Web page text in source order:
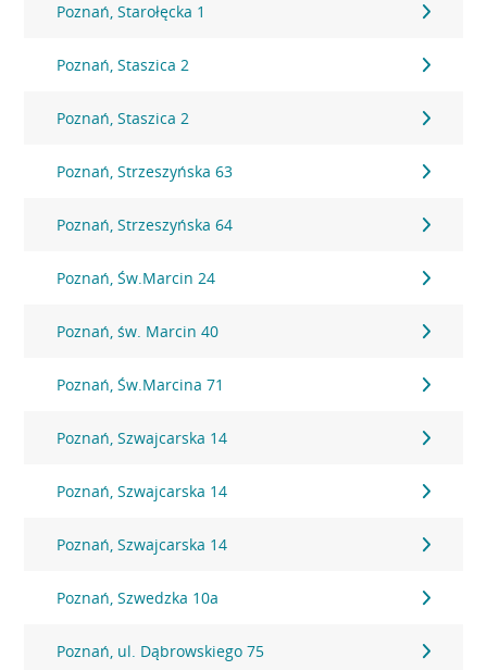
Poznań, Starołęcka 1
Poznań, Staszica 2
Poznań, Staszica 2
Poznań, Strzeszyńska 63
Poznań, Strzeszyńska 64
Poznań, Św.Marcin 24
Poznań, św. Marcin 40
Poznań, Św.Marcina 71
Poznań, Szwajcarska 14
Poznań, Szwajcarska 14
Poznań, Szwajcarska 14
Poznań, Szwedzka 10a
Poznań, ul. Dąbrowskiego 75